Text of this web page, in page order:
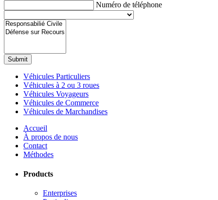
Numéro de téléphone
Submit
Véhicules Particuliers
Véhicules à 2 ou 3 roues
Véhicules Voyageurs
Véhicules de Commerce
Véhicules de Marchandises
Accueil
À propos de nous
Contact
Méthodes
Products
Enterprises